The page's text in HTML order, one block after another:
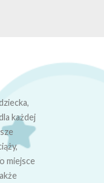
każdej
miejsce